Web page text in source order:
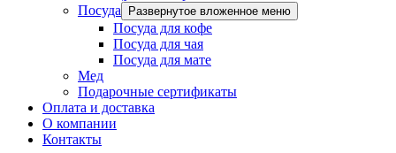
Посуда
Развернутое вложенное меню
Посуда для кофе
Посуда для чая
Посуда для мате
Мед
Подарочные сертификаты
Оплата и доставка
О компании
Контакты